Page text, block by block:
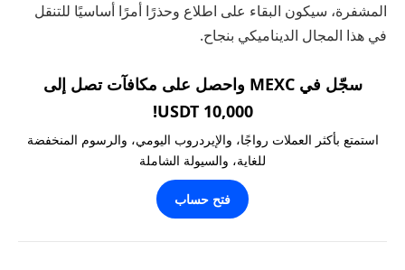
المشفرة، سيكون البقاء على اطلاع وحذرًا أمرًا أساسيًا للتنقل
في هذا المجال الديناميكي بنجاح.
سجّل في MEXC واحصل على مكافآت تصل إلى
10,000 USDT!
استمتع بأكثر العملات رواجًا، والإيردروب اليومي، والرسوم المنخفضة
للغاية، والسيولة الشاملة
فتح حساب